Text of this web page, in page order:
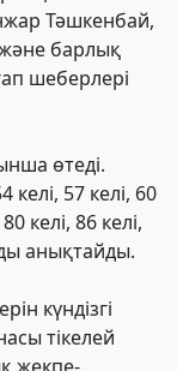
Тәшкенбай,
барлық
шеберлері
өтеді.
келі, 57 келі, 60
келі, 86 келі,
анықтайды.
күндізгі
тікелей